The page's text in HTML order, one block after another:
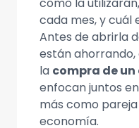
cada mes, y cuál
Antes de abrirla
están
la compra de
enfocan juntos
más como
economía.